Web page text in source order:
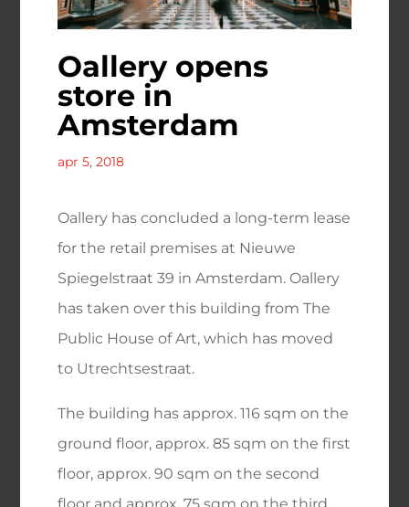
Oallery opens
store in
Amsterdam
apr 5, 2018
Oallery has concluded a long-term lease
for the retail premises at Nieuwe
Spiegelstraat 39 in Amsterdam. Oallery
has taken over this building from The
Public House of Art, which has moved
to Utrechtsestraat.
The building has approx. 116 sqm on the
ground floor, approx. 85 sqm on the first
floor, approx. 90 sqm on the second